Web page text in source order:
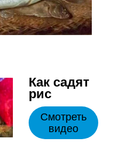
Как садят
рис
Смотреть
видео